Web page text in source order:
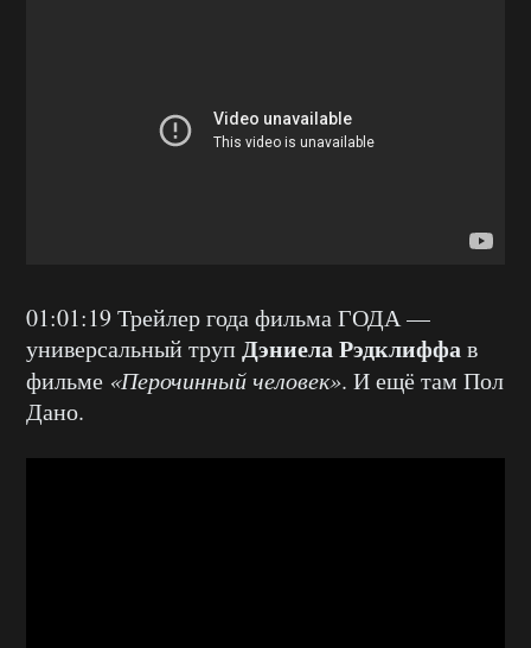
01:01:19 Трейлер года фильма ГОДА —
универсальный труп Дэниела Рэдклиффав
фильме «Перочинный человек». И ещё там Пол
Дано.